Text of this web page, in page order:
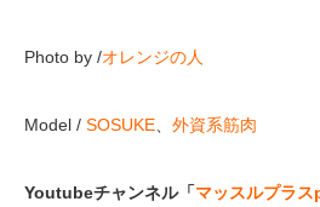
Photo by /オレンジの人
Model / SOSUKE 外資系筋肉
Youtubeチャンネル「マッスルプラ